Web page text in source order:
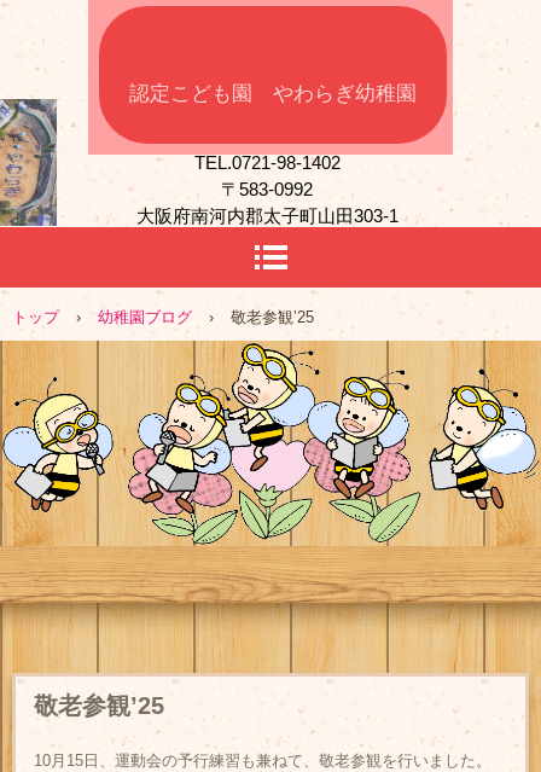
認定こども園 やわらぎ幼稚園
TEL.0721-98-1402
〒583-0992
大阪府南河内郡太子町山田303-1
トップ › 幼稚園ブログ › 敬老参観’25
敬老参観’25
10月15日、運動会の予行練習も兼ねて、敬老参観を行いました。